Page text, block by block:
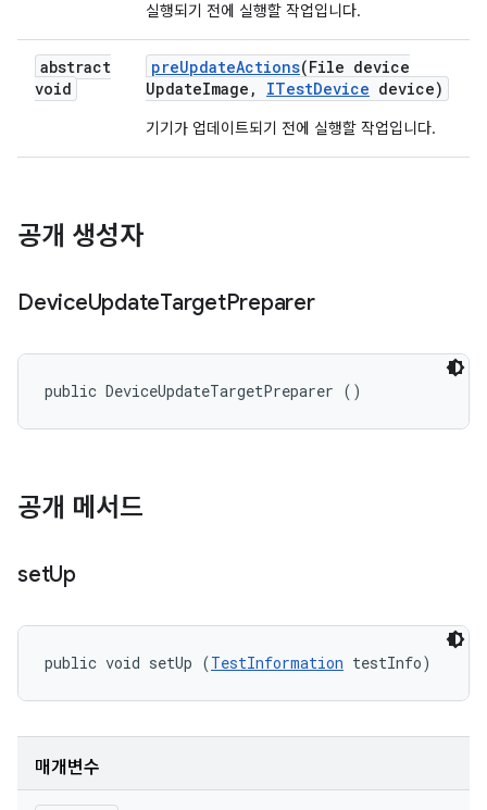
실행되기 전에 실행할 작업입니다.
abstract
void
preUpdateActions(File device
UpdateImage , ITestDevice device)
기기가 업데이트되기 전에 실행할 작업입니다.
공개 생성자
DeviceUpdateTargetPreparer
public DeviceUpdateTargetPreparer ()
공개 메서드
setUp
public void setUp (TestInformation testInfo)
매개변수